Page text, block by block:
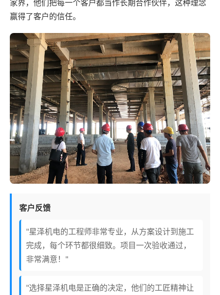
家界，他们把每一个客户都当作长期合作伙伴，这种理念
赢得了客户的信任。
客户反馈
"星泽机电的工程师非常专业，从方案设计到施工
完成，每个环节都很细致。项目一次验收通过，
非常满意！"
"选择星泽机电是正确的决定，他们的工匠精神让